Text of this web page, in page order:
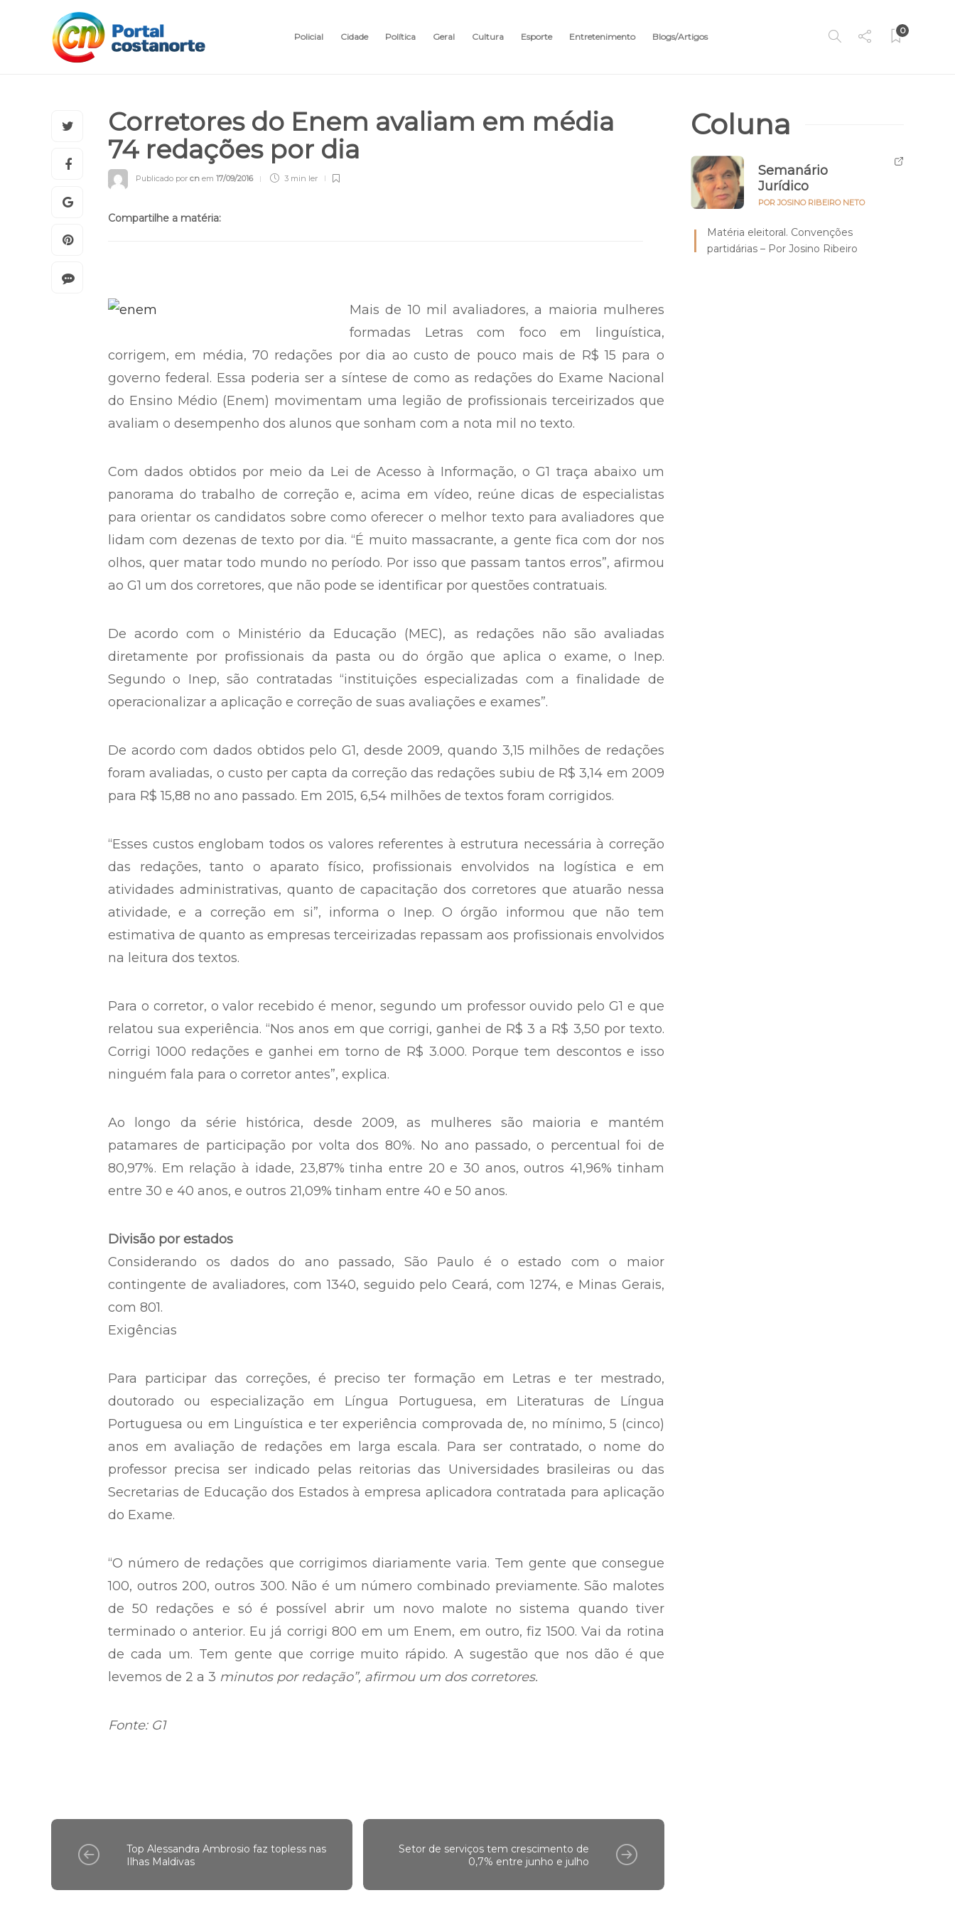
Policial Cidade Política Geral Cultura Esporte Entretenimento Blogs/Artigos
0
Corretores do Enem avaliam em média
74 redações por dia
Publicado por cn em 17/09/2016 3 min ler
Compartilhe a matéria:
Mais de 10 mil avaliadores, a maioria mulheres
formadas Letras com foco em linguística,
corrigem, em média, 70 redações por dia ao custo de pouco mais de R$ 15 para o
governo federal. Essa poderia ser a síntese de como as redações do Exame Nacional
do Ensino Médio (Enem) movimentam uma legião de profissionais terceirizados que
avaliam o desempenho dos alunos que sonham com a nota mil no texto.
Com dados obtidos por meio da Lei de Acesso à Informação, o G1 traça abaixo um
panorama do trabalho de correção e, acima em vídeo, reúne dicas de especialistas
para orientar os candidatos sobre como oferecer o melhor texto para avaliadores que
lidam com dezenas de texto por dia. “É muito massacrante, a gente fica com dor nos
olhos, quer matar todo mundo no período. Por isso que passam tantos erros”, afirmou
ao G1 um dos corretores, que não pode se identificar por questões contratuais.
De acordo com o Ministério da Educação (MEC), as redações não são avaliadas
diretamente por profissionais da pasta ou do órgão que aplica o exame, o Inep.
Segundo o Inep, são contratadas “instituições especializadas com a finalidade de
operacionalizar a aplicação e correção de suas avaliações e exames”.
De acordo com dados obtidos pelo G1, desde 2009, quando 3,15 milhões de redações
foram avaliadas, o custo per capta da correção das redações subiu de R$ 3,14 em 2009
para R$ 15,88 no ano passado. Em 2015, 6,54 milhões de textos foram corrigidos.
“Esses custos englobam todos os valores referentes à estrutura necessária à correção
das redações, tanto o aparato físico, profissionais envolvidos na logística e em
atividades administrativas, quanto de capacitação dos corretores que atuarão nessa
atividade, e a correção em si”, informa o Inep. O órgão informou que não tem
estimativa de quanto as empresas terceirizadas repassam aos profissionais envolvidos
na leitura dos textos.
Para o corretor, o valor recebido é menor, segundo um professor ouvido pelo G1 e que
relatou sua experiência. “Nos anos em que corrigi, ganhei de R$ 3 a R$ 3,50 por texto.
Corrigi 1000 redações e ganhei em torno de R$ 3.000. Porque tem descontos e isso
ninguém fala para o corretor antes”, explica.
Ao longo da série histórica, desde 2009, as mulheres são maioria e mantém
patamares de participação por volta dos 80%. No ano passado, o percentual foi de
80,97%. Em relação à idade, 23,87% tinha entre 20 e 30 anos, outros 41,96% tinham
entre 30 e 40 anos, e outros 21,09% tinham entre 40 e 50 anos.
Divisão por estados
Considerando os dados do ano passado, São Paulo é o estado com o maior
contingente de avaliadores, com 1340, seguido pelo Ceará, com 1274, e Minas Gerais,
com 801.
Exigências
Para participar das correções, é preciso ter formação em Letras e ter mestrado,
doutorado ou especialização em Língua Portuguesa, em Literaturas de Língua
Portuguesa ou em Linguística e ter experiência comprovada de, no mínimo, 5 (cinco)
anos em avaliação de redações em larga escala. Para ser contratado, o nome do
professor precisa ser indicado pelas reitorias das Universidades brasileiras ou das
Secretarias de Educação dos Estados à empresa aplicadora contratada para aplicação
do Exame.
“O número de redações que corrigimos diariamente varia. Tem gente que consegue
100, outros 200, outros 300. Não é um número combinado previamente. São malotes
de 50 redações e só é possível abrir um novo malote no sistema quando tiver
terminado o anterior. Eu já corrigi 800 em um Enem, em outro, fiz 1500. Vai da rotina
de cada um. Tem gente que corrige muito rápido. A sugestão que nos dão é que
levemos de 2 a 3 minutos por redação”, afirmou um dos corretores.
Fonte: G1
Top Alessandra Ambrosio faz topless nas
Ilhas Maldivas
Setor de serviços tem crescimento de
0,7% entre junho e julho
Coluna
Semanário
Jurídico
POR JOSINO RIBEIRO NETO
Matéria eleitoral. Convenções
partidárias – Por Josino Ribeiro